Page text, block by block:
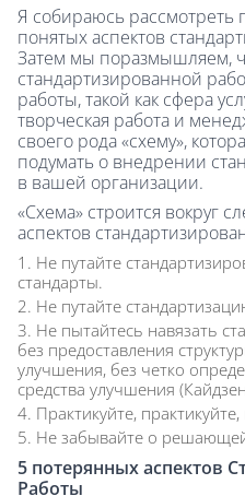
Я собираюсь рассмотреть
понятых аспектов
Затем мы поразмышляем,
стандартизированной
работы, такой как сфера
творческая работа и
своего рода «схему»,
подумать о внедрении
в вашей организации.
«Схема» строится вокруг
аспектов
Не путайте
стандарты.
Не путайте
Не пытайтесь навязать
без предоставления
улучшения, без четко
средства улучшения
Практикуйте,
Не забывайте о
5 потерянных аспектов
Работы